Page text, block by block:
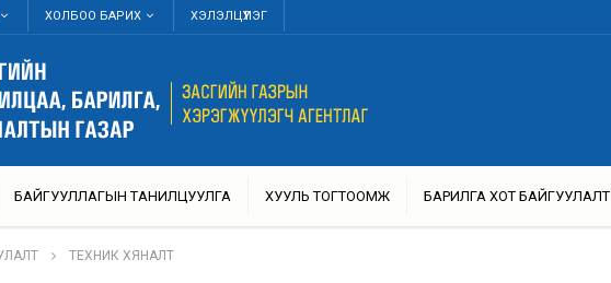
ХОЛБОО БАРИХ ХЭЛЭЛЦҮҮЛЭГ
БАЙГУУЛЛАГЫН ТАНИЛЦУУЛГА ХУУЛЬ ТОГТООМЖ БАРИЛГА ХОТ БАЙГУУЛАЛТ
ТЕХНИК ХЯНАЛТ